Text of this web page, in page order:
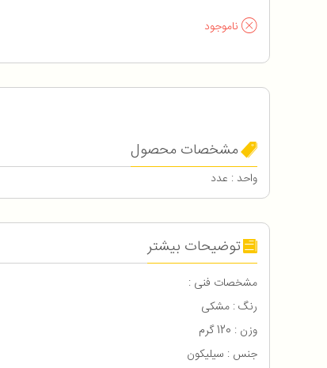
ناموجود
مشخصات محصول
واحد : عدد
توضیحات بیشتر
مشخصات فنی :
رنگ : مشکی
وزن : 120 گرم
جنس : سیلیکون